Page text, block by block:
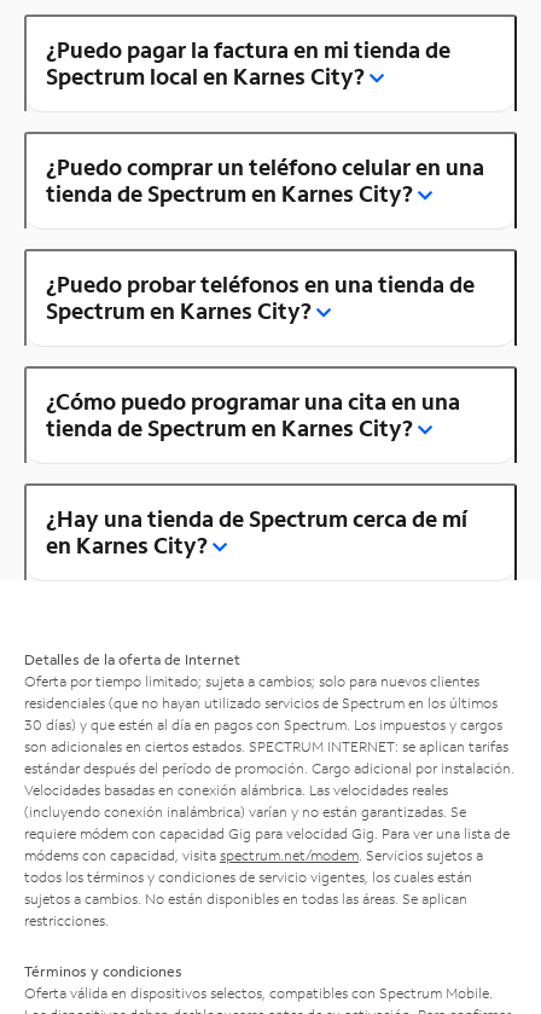
¿Puedo pagar la factura en mi tienda de
Spectrum local en Karnes City?
¿Puedo comprar un teléfono celular en una
tienda de Spectrum en Karnes City?
¿Puedo probar teléfonos en una tienda de
Spectrum en Karnes City?
¿Cómo puedo programar una cita en una
tienda de Spectrum en Karnes City?
¿Hay una tienda de Spectrum cerca de mí
en Karnes City?
Detalles de la oferta de Internet
Oferta por tiempo limitado; sujeta a cambios; solo para nuevos clientes
residenciales (que no hayan utilizado servicios de Spectrum en los últimos
30 días) y que estén al día en pagos con Spectrum. Los impuestos y cargos
son adicionales en ciertos estados. SPECTRUM INTERNET: se aplican tarifas
estándar después del período de promoción. Cargo adicional por instalación.
Velocidades basadas en conexión alámbrica. Las velocidades reales
(incluyendo conexión inalámbrica) varían y no están garantizadas. Se
requiere módem con capacidad Gig para velocidad Gig. Para ver una lista de
módems con capacidad, visita spectrum.net/modem . Servicios sujetos a
todos los términos y condiciones de servicio vigentes, los cuales están
sujetos a cambios. No están disponibles en todas las áreas. Se aplican
restricciones.
Términos y condiciones
Oferta válida en dispositivos selectos, compatibles con Spectrum Mobile.